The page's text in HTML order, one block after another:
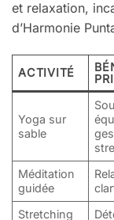
et relaxation,
d’Harmonie
ACTIVITÉ
Yoga sur
sable
Méditation
guidée
Stretching